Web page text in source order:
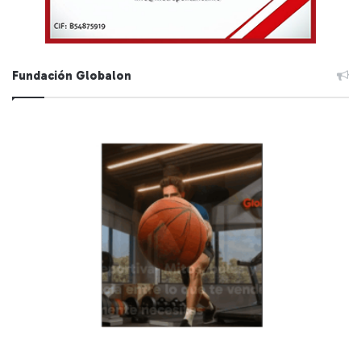
Fundación Globalon